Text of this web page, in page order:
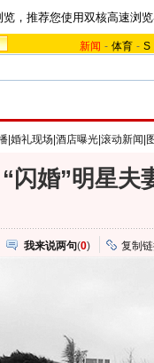
，推荐您使用双核高速浏
新闻 - 体育 - S
|婚礼现场|酒店曝光|滚动新闻|
闪婚”明星夫
我来说两句(0) 复制